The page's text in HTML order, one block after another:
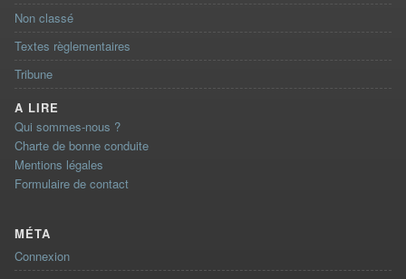
Non classé
Textes règlementaires
Tribune
A LIRE
Qui sommes-nous ?
Charte de bonne conduite
Mentions légales
Formulaire de contact
MÉTA
Connexion